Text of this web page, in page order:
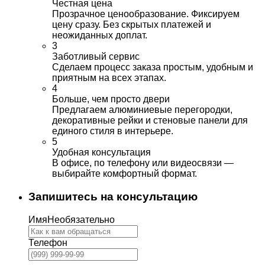
Честная цена
Прозрачное ценообразование. Фиксируем
цену сразу. Без скрытых платежей и
неожиданных доплат.
3
Заботливый сервис
Сделаем процесс заказа простым, удобным и
приятным на всех этапах.
4
Больше, чем просто двери
Предлагаем алюминиевые перегородки,
декоративные рейки и стеновые панели для
единого стиля в интерьере.
5
Удобная консультация
В офисе, по телефону или видеосвязи —
выбирайте комфортный формат.
Запишитесь на консультацию
ИмяНеобязательно
Телефон